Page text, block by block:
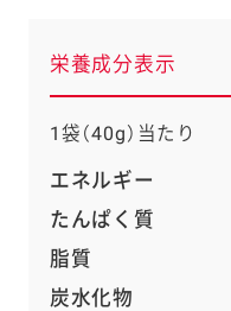
栄養成分表示
1袋（40g）当たり
エネルギー
たんぱく質
脂質
炭水化物